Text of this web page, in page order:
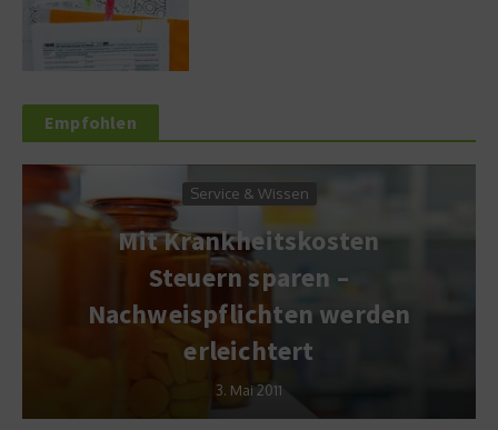
Empfohlen
Service & Wissen
Mit Krankheitskosten
Steuern sparen –
Nachweispflichten werden
erleichtert